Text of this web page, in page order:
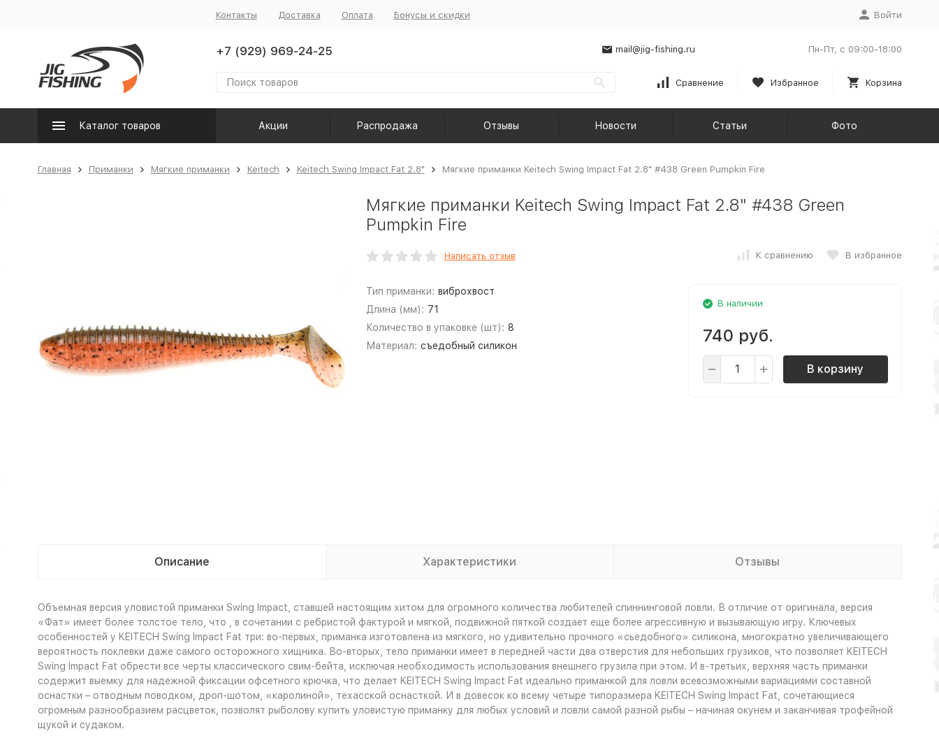
Контакты Доставка Оплата Бонусы и скидки Войти
+7 (929) 969-24-25 mail@jig-fishing.ru Пн-Пт, с 09:00-18:00
Сравнение Избранное Корзина
Каталог товаров Акции Распродажа Отзывы Новости Статьи Фото
Главная Приманки Мягкие приманки Keitech Keitech Swing Impact Fat 2.8" Мягкие приманки Keitech Swing Impact Fat 2.8" #438 Green Pumpkin Fire
Мягкие приманки Keitech Swing Impact Fat 2.8" #438 Green
Pumpkin Fire
Написать отзыв К сравнению В избранное
Тип приманки: виброхвост
Длина (мм): 71
Количество в упаковке (шт): 8
Материал: съедобный силикон
В наличии
740 руб.
В корзину
Описание Характеристики Отзывы
Объемная версия уловистой приманки Swing Impact, ставшей настоящим хитом для огромного количества любителей спиннинговой ловли. В отличие от оригинала, версия
«Фат» имеет более толстое тело, что , в сочетании с ребристой фактурой и мягкой, подвижной пяткой создает еще более агрессивную и вызывающую игру. Ключевых
особенностей у KEITECH Swing Impact Fat три: во-первых, приманка изготовлена из мягкого, но удивительно прочного «сьедобного» силикона, многократно увеличивающего
вероятность поклевки даже самого осторожного хищника. Во-вторых, тело приманки имеет в передней части два отверстия для небольших грузиков, что позволяет KEITECH
Swing Impact Fat обрести все черты классического свим-бейта, исключая необходимость использования внешнего грузила при этом. И в-третьих, верхняя часть приманки
содержит выемку для надежной фиксации офсетного крючка, что делает KEITECH Swing Impact Fat идеально приманкой для ловли всевозможными вариациями составной
оснастки – отводным поводком, дроп-шотом, «каролиной», техасской оснасткой. И в довесок ко всему четыре типоразмера KEITECH Swing Impact Fat, сочетающиеся
огромным разнообразием расцветок, позволят рыболову купить уловистую приманку для любых условий и ловли самой разной рыбы – начиная окунем и заканчивая трофейной
щукой и судаком.